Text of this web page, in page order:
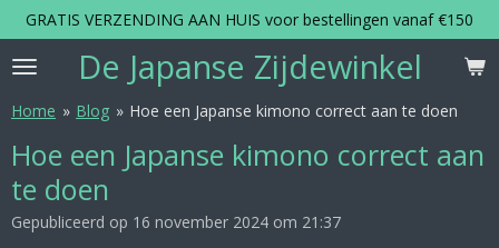
Ga
direct
naar
hoofdinhoud
De Japanse Zijdewinkel
GRATIS VERZENDING AAN HUIS voor bestellingen vanaf €150
Home » Blog » Hoe een Japanse kimono correct aan te doen
Hoe een Japanse kimono correct aan
te doen
Gepubliceerd op 16 november 2024 om 21:37